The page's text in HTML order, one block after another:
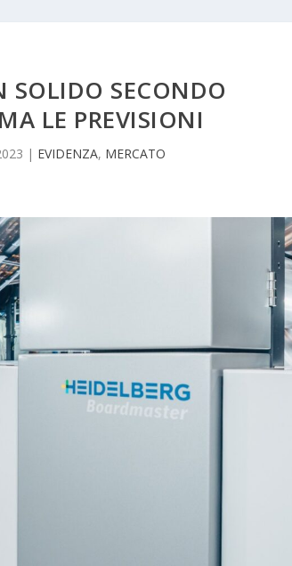
SOLIDO SECONDO
LE PREVISIONI
| EVIDENZA, MERCATO